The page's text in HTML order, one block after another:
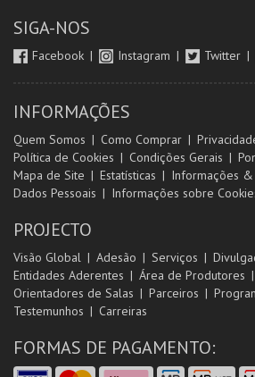
SIGA-NOS
Facebook Instagram Twitter
INFORMAÇÕES
Quem Somos Como Comprar
Política de Cookies
Condições Gerais
Mapa de Site
Estatísticas
Informações &
Dados Pessoais
Informações sobre
PROJECTO
Visão Global Adesão Serviços
Entidades Aderentes
Área de Produtores
Orientadores de Salas
Parceiros
Testemunhos
Carreiras
FORMAS DE PAGAMENTO: